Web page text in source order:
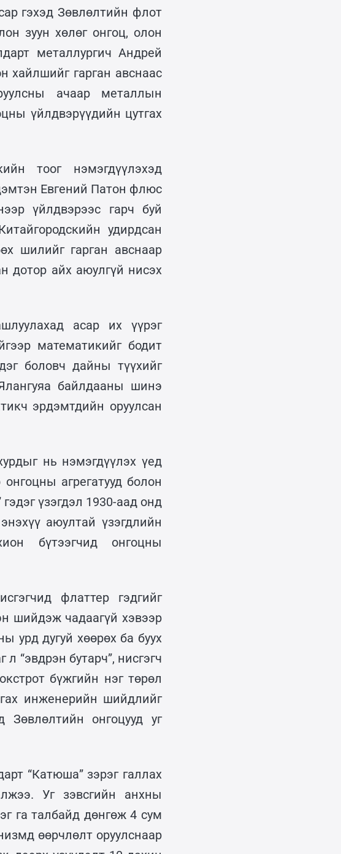
гэхэд Зөвлөлтийн флот
зуун хөлөг онгоц, олон
металлургич Андрей
хайлшийг гарган авснаас
ачаар металлын
үйлдвэрүүдийн цутгах
тоог нэмэгдүүлэхэд
Евгений Патон флюс
үйлдвэрээс гарч буй
удирдсан
шилийг гарган авснаар
дотор айх аюулгүй нисэх
асар их үүрэг
математикийг бодит
боловч дайны түүхийг
байлдааны шинэ
эрдэмтдийн оруулсан
нь нэмэгдүүлэх үед
агрегатууд болон
үзэгдэл 1930-аад онд
аюултай үзэгдлийн
бүтээгчид онгоцны
флаттер гэдгийг
шийдэж чадаагүй хэвээр
урд дугуй хөөрөх ба буух
“эвдрэн бутарч”, нисгэгч
бүжгийн нэг төрөл
инженерийн шийдлийг
онгоцууд уг
“Катюша” зэрэг галлах
Уг зэвсгийн анхны
га талбайд дөнгөж 4 сум
өөрчлөлт оруулснаар